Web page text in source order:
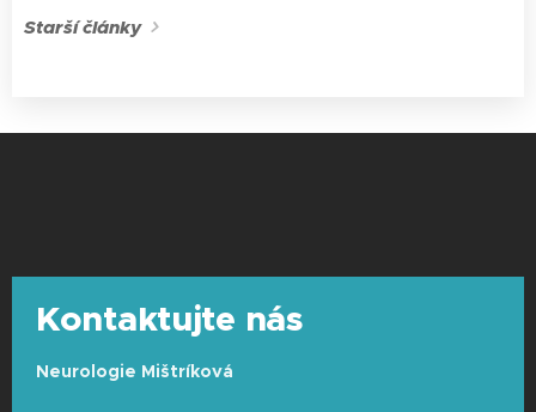
Starší články
Kontaktujte nás
Neurologie Mištríková